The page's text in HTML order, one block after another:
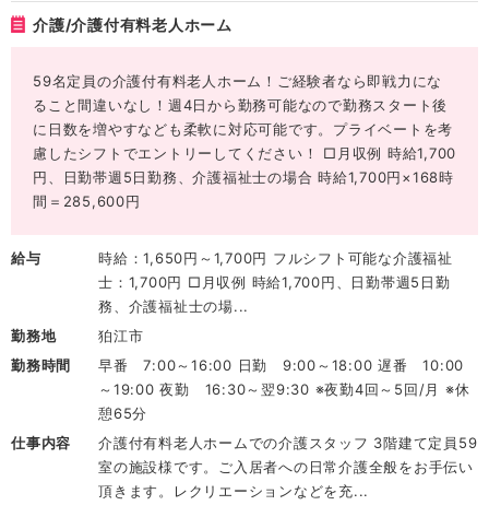
介護/介護付有料老人ホーム
59名定員の介護付有料老人ホーム！ご経験者なら即戦力にな
ること間違いなし！週4日から勤務可能なので勤務スタート後
に日数を増やすなども柔軟に対応可能です。プライベートを考
慮したシフトでエントリーしてください！ □月収例 時給1,700
円、日勤帯週5日勤務、介護福祉士の場合 時給1,700円×168時
間＝285,600円
給与
時給：1,650円～1,700円 フルシフト可能な介護福祉
士：1,700円 □月収例 時給1,700円、日勤帯週5日勤
務、介護福祉士の場...
勤務地
狛江市
勤務時間
早番 7:00～16:00 日勤 9:00～18:00 遅番 10:00
～19:00 夜勤 16:30～翌9:30 ※夜勤4回～5回/月 ※休
憩65分
仕事内容
介護付有料老人ホームでの介護スタッフ 3階建て定員59
室の施設様です。ご入居者への日常介護全般をお手伝い
頂きます。レクリエーションなどを充...